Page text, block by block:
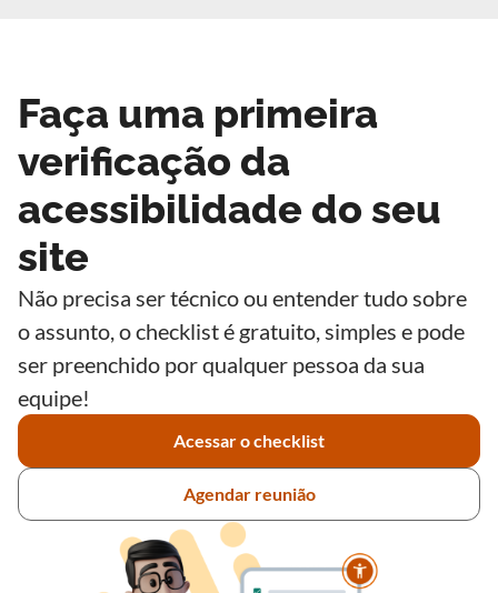
Faça uma primeira
verificação da
acessibilidade do seu
site
Não precisa ser técnico ou entender tudo sobre
o assunto, o checklist é gratuito, simples e pode
ser preenchido por qualquer pessoa da sua
equipe!
Acessar o checklist
Agendar reunião